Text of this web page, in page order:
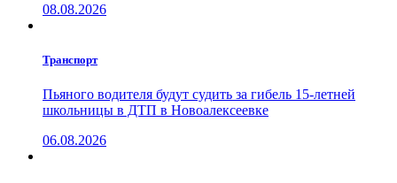
08.08.2026
Транспорт
Пьяного водителя будут судить за гибель 15-летней
школьницы в ДТП в Новоалексеевке
06.08.2026